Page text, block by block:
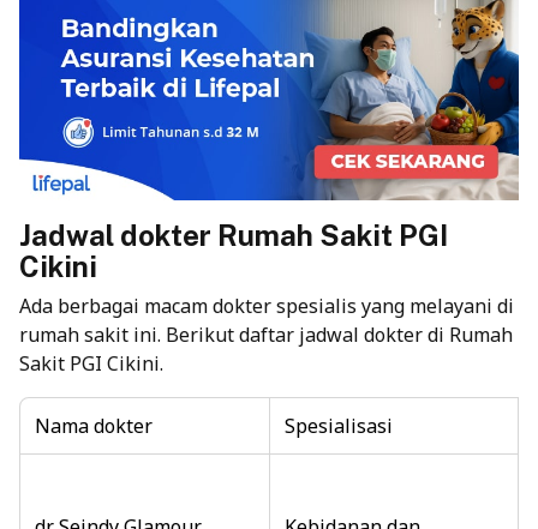
Jadwal dokter Rumah Sakit PGI
Cikini
Ada berbagai macam dokter spesialis yang melayani di
rumah sakit ini. Berikut daftar jadwal dokter di Rumah
Sakit PGI Cikini.
Nama dokter Spesialisasi